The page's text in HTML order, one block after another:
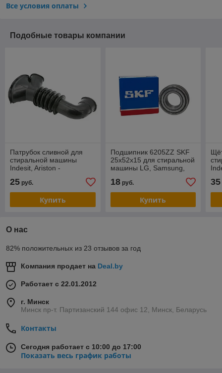
Все условия оплаты
Подобные товары компании
Патрубок сливной для
стиральной машины
Indesit, Ariston -
C00064531 / 1740007190
(Разборка)
25 руб.
Купить
Подшипник 6205ZZ SKF
25х52х15 для стиральной
машины LG, Samsung,
др.
18руб.
Купить
35
О нас
82% положительных из 23 отзывов за год
Компания продает на Deal.by
Работает с 22.01.2012
г. Минск
Минск пр-т. Партизанский 144 офис 12, Минск, Беларусь
Контакты
Сегодня работает с 10:00 до 17:00
Показать весь график работы